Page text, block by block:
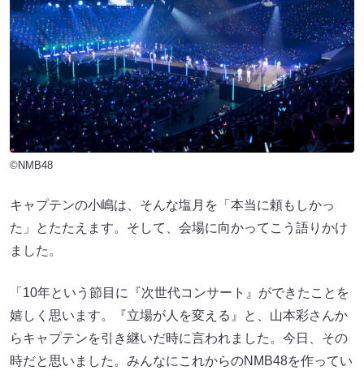
©NMB48
キャプテンの小嶋は、そんな塩月を「本当に頼もしかっ
た」とたたえます。そして、会場に向かってこう語りかけ
ました。
「10年という節目に『次世代コンサート』ができたことを
嬉しく思います。『立場が人を変える』と、山本彩さんか
らキャプテンを引き継いだ時に言われました。今日、その
時だと思いました。みんなにこれからのNMB48を作ってい